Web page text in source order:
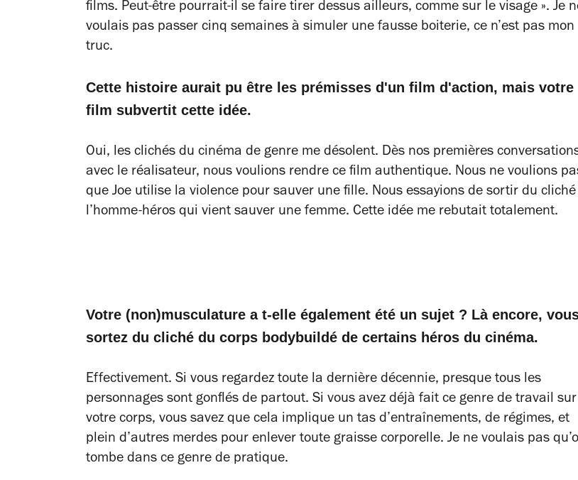
films. Peut-être pourrait-il se faire tirer dessus ailleurs, comme sur le visage ». Je
voulais pas passer cinq semaines à simuler une fausse boiterie, ce n’est pas mon
truc.
Cette histoire aurait pu être les prémisses d'un film d'action, mais votre
film subvertit cette idée.
Oui, les clichés du cinéma de genre me désolent. Dès nos premières
avec le réalisateur, nous voulions rendre ce film authentique. Nous ne voulions
que Joe utilise la violence pour sauver une fille. Nous essayions de sortir du
l’homme-héros qui vient sauver une femme. Cette idée me rebutait totalement.
Votre (non)musculature a t-elle également été un sujet ? Là encore,
sortez du cliché du corps bodybuildé de certains héros du cinéma.
Effectivement. Si vous regardez toute la dernière décennie, presque tous les
personnages sont gonflés de partout. Si vous avez déjà fait ce genre de travail sur
votre corps, vous savez que cela implique un tas d’entraînements, de régimes, et
plein d’autres merdes pour enlever toute graisse corporelle. Je ne voulais pas
tombe dans ce genre de pratique.